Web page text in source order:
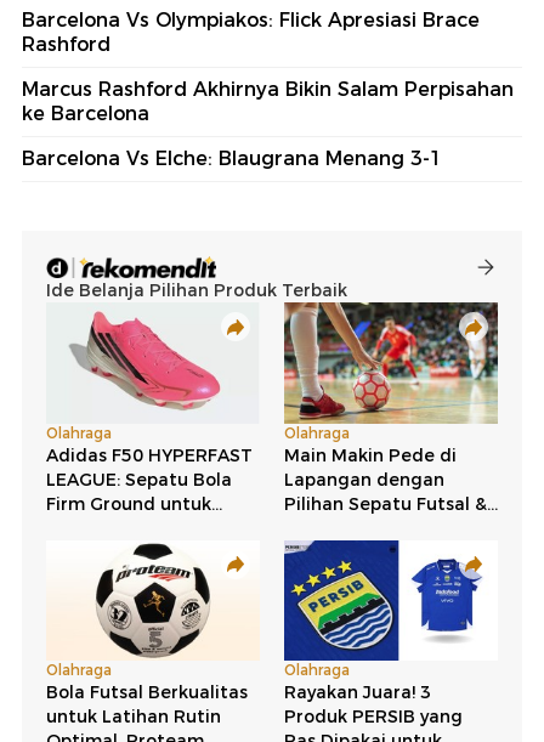
Barcelona Vs Olympiakos: Flick Apresiasi Brace
Rashford
Marcus Rashford Akhirnya Bikin Salam Perpisahan
ke Barcelona
Barcelona Vs Elche: Blaugrana Menang 3-1